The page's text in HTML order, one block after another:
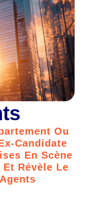
Ou
Candidate
En Scène
Et Révèle Le